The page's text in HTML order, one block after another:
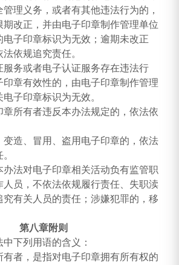
理义务，或者有其他违法行为的，
改正，并由电子印章制作管理单位
子印章标识为无效；逾期未改正
依规追究责任。
务或者电子认证服务存在违法行
章有效性的，由电子印章制作管理
子印章标识为无效。
所有者违反本办法规定的，依法依
造、冒用、盗用电子印章的，依法
法对电子印章相关活动负有监管职
员，不依法依规履行责任、失职渎
有关人员的责任；涉嫌犯罪的，移
第八章附则
下列用语的含义：
有者，是指对电子印章拥有所有权的